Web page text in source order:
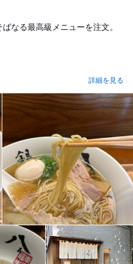
なる最高級メニューを注文。
詳細を見る